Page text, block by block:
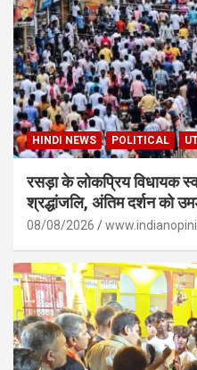
HINDI NEWS POLITICAL
रसड़ा के लोकप्रिय विधायक
श्रद्धांजलि, अंतिम दर्शन को
08/08/2026